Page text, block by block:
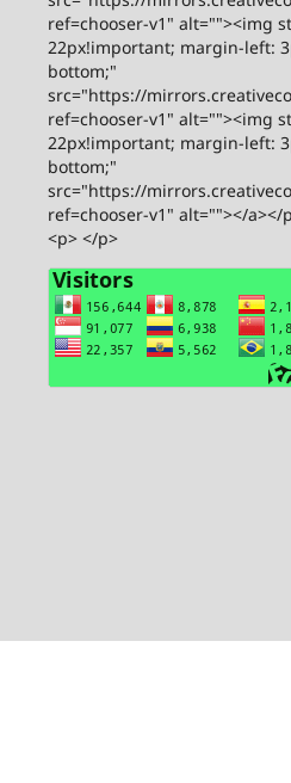
ref=chooser-v1" alt=""><img
22px!important; margin-left:
bottom;"
src="https://
ref=chooser-v1" alt=""><img
22px!important; margin-left:
bottom;"
src="https://
ref=chooser-v1" alt=""></a></
<p> </p>